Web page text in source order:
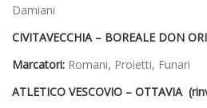
Damiani
CIVITAVECCHIA – BOREALE DON
Marcatori: Romani, Proietti, Funari
ATLETICO VESCOVIO – OTTAVIA